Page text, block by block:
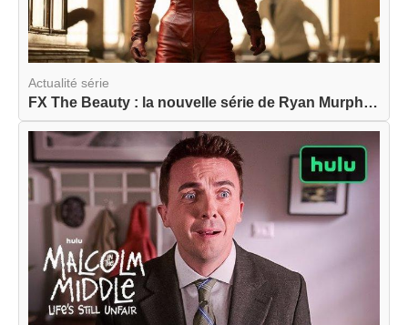
Actualité série
FX The Beauty : la nouvelle série de Ryan Murphy...